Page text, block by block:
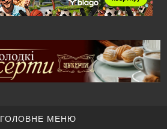
ГОЛОВНЕ МЕНЮ